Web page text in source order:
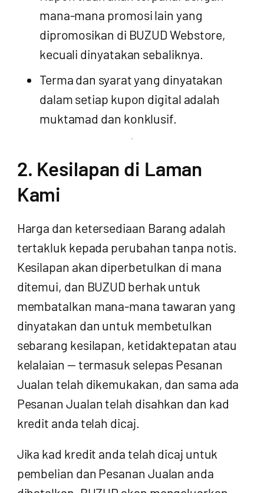
mana-mana promosi lain yang
dipromosikan di BUZUD Webstore,
kecuali dinyatakan sebaliknya.
Terma dan syarat yang dinyatakan
dalam setiap kupon digital adalah
muktamad dan konklusif.
2. Kesilapan di Laman
Kami
Harga dan ketersediaan Barang adalah
tertakluk kepada perubahan tanpa notis.
Kesilapan akan diperbetulkan di mana
ditemui, dan BUZUD berhak untuk
membatalkan mana-mana tawaran yang
dinyatakan dan untuk membetulkan
sebarang kesilapan, ketidaktepatan atau
kelalaian — termasuk selepas Pesanan
Jualan telah dikemukakan, dan sama ada
Pesanan Jualan telah disahkan dan kad
kredit anda telah dicaj.
Jika kad kredit anda telah dicaj untuk
pembelian dan Pesanan Jualan anda